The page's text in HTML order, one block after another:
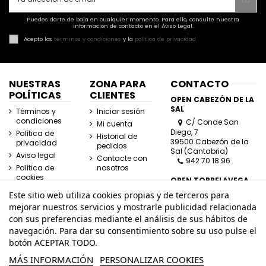
Puedes darte de baja en cualquier momento. Para ello, consulte nuestra
información de contacto en el Aviso Legal.
Acepto los términos y condiciones y la política de privacidad
NUESTRAS
POLÍTICAS
Términos y
condiciones
Política de
privacidad
Aviso legal
Política de
cookies
ZONA PARA
CLIENTES
Iniciar sesión
Mi cuenta
Historial de
pedidos
Contacte con
nosotros
CONTACTO
OPEN CABEZÓN DE LA
SAL
C/ Conde San
Diego, 7
39500 Cabezón de la
Sal (Cantabria)
942 70 18 96
OPEN TORRELAVEGA
C/ José Posada
Herrera, Esquina
Lasaga Larreta
39300 Torrelavega
(Cantabria)
Este sitio web utiliza cookies propias y de terceros para
mejorar nuestros servicios y mostrarle publicidad relacionada
con sus preferencias mediante el análisis de sus hábitos de
navegación. Para dar su consentimiento sobre su uso pulse el
botón ACEPTAR TODO.
MÁS INFORMACIÓN PERSONALIZAR COOKIES